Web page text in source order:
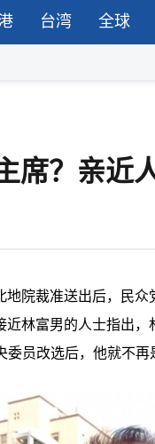
台湾 全球
席？亲近
院裁准送出后，民
林富男的人士指出
员改选后，他就不再